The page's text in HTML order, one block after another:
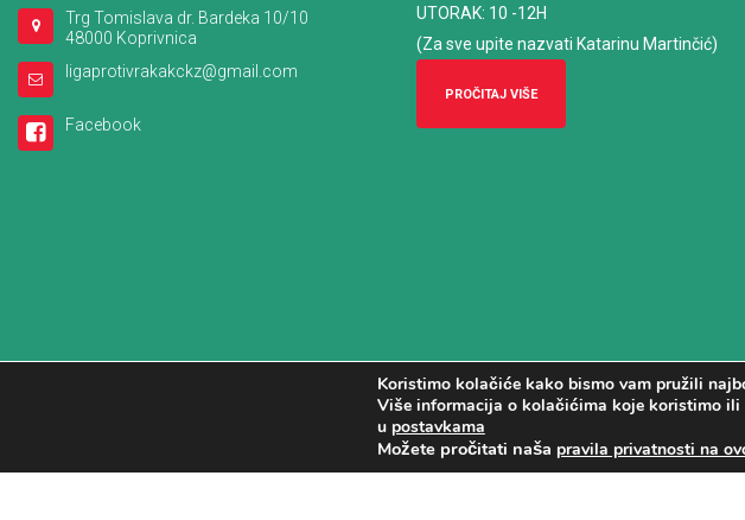
Koristimo kolačiće kako bismo vam pružili
Više informacija o kolačićima koje koristimo
u postavkama
Možete pročitati naša pravila privatnosti na
Trg Tomislava dr. Bardeka 10/10
48000 Koprivnica
ligaprotivrakakckz@gmail.com
Facebook
UTORAK: 10 -12H
(Za sve upite nazvati Katarinu Martinčić)
PROČITAJ VIŠE